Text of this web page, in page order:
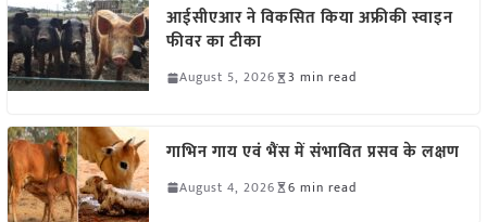
आईसीएआर ने विकसित किया अफ्रीकी स्वाइन
फीवर का टीका
August 5, 2026 3 min read
गाभिन गाय एवं भैंस में संभावित प्रसव के लक्षण
August 4, 2026 6 min read